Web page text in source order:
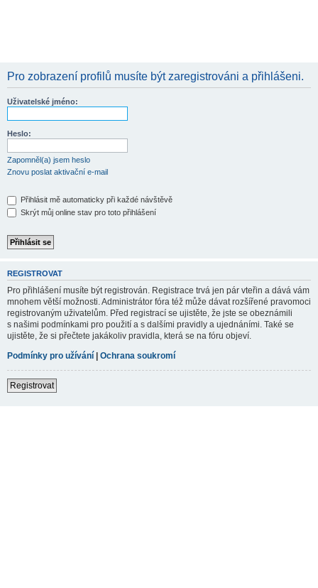
Pro zobrazení profilů musíte být zaregistrováni a přihlášeni.
Uživatelské jméno:
Heslo:
Zapomněl(a) jsem heslo
Znovu poslat aktivační e-mail
Přihlásit mě automaticky při každé návštěvě
Skrýt můj online stav pro toto přihlášení
REGISTROVAT
Pro přihlášení musíte být registrován. Registrace trvá jen pár vteřin a dává vám
mnohem větší možnosti. Administrátor fóra též může dávat rozšířené pravomoci
registrovaným uživatelům. Před registrací se ujistěte, že jste se obeznámili
s našimi podmínkami pro použití a s dalšími pravidly a ujednáními. Také se
ujistěte, že si přečtete jakákoliv pravidla, která se na fóru objeví.
Podmínky pro užívání | Ochrana soukromí
Registrovat